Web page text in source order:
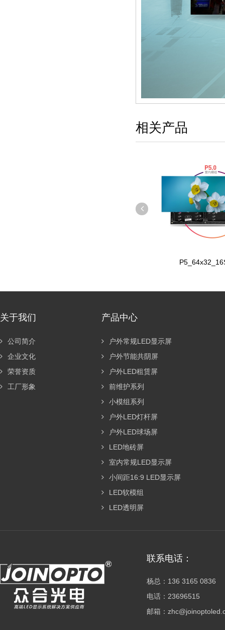
相关产品
P5_64x32_16S
关于我们
公司简介
企业文化
荣誉资质
工厂形象
产品中心
户外常规LED显示屏
户外节能共阴屏
户外LED租赁屏
前维护系列
小模组系列
户外LED灯杆屏
户外LED球场屏
LED地砖屏
室内常规LED显示屏
小间距16:9 LED显示屏
LED软模组
LED透明屏
联系电话：
杨总：136 3165 0836
电话：23696515
邮箱：